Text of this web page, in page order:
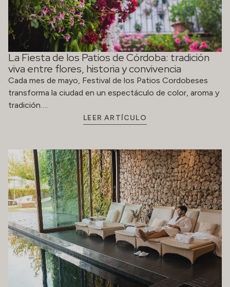
La Fiesta de los Patios de Córdoba: tradición
viva entre flores, historia y convivencia
Cada mes de mayo, Festival de los Patios Cordobeses
transforma la ciudad en un espectáculo de color, aroma y
tradición….
LEER ARTÍCULO